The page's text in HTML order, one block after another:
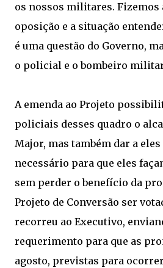
os nossos militares. Fizemos
oposição e a situação
é uma questão do Governo,
o policial e o bombeiro
A emenda ao Projeto
policiais desses quadro o
Major, mas também dar a
necessário para que eles
sem perder o benefício da
Projeto de Conversão ser
recorreu ao Executivo,
requerimento para que as
agosto, previstas para